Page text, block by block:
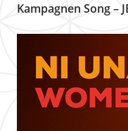
Kampagnen Song –